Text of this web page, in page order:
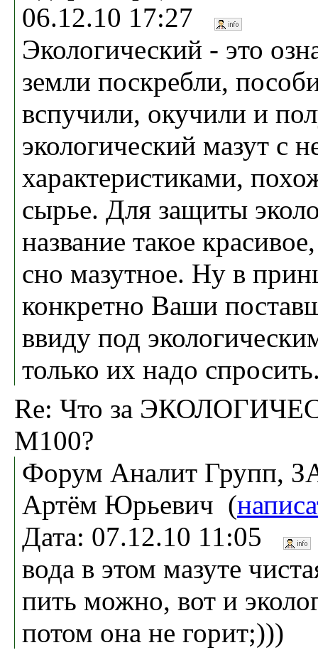
06.12.10 17:27
Экологический - это
земли поскребли,
вспучили, окучили и
экологический мазут с
характеристиками,
сырье. Для защиты
название такое
сно мазутное. Ну в
конкретно Ваши
ввиду под
только их надо
Re: Что за
М100?
Форум Аналит Групп,
Артём Юрьевич (
Дата: 07.12.10 11:05
вода в этом мазуте
пить можно, вот и
потом она не горит;)))